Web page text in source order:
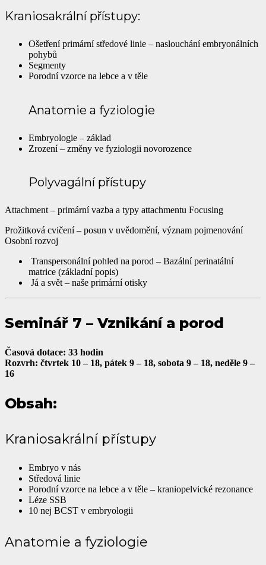
Kraniosakrální přístupy:
Ošetření primární středové linie – naslouchání embryonálních
pohybů
Segmenty
Porodní vzorce na lebce a v těle
Anatomie a fyziologie
Embryologie – základ
Zrození – změny ve fyziologii novorozence
Polyvagální přístupy
Attachment – primární vazba a typy attachmentu Focusing
Prožitková cvičení – posun v uvědomění, význam pojmenování
Osobní rozvoj
Transpersonální pohled na porod – Bazální perinatální
matrice (základní popis)
Já a svět – naše primární otisky
Seminář 7 – Vznikání a porod
Časová dotace: 33 hodin
Rozvrh: čtvrtek 10 – 18, pátek 9 – 18, sobota 9 – 18, neděle 9 –
16
Obsah:
Kraniosakrální přístupy
Embryo v nás
Středová linie
Porodní vzorce na lebce a v těle – kraniopelvické rezonance
Léze SSB
10 nej BCST v embryologii
Anatomie a fyziologie